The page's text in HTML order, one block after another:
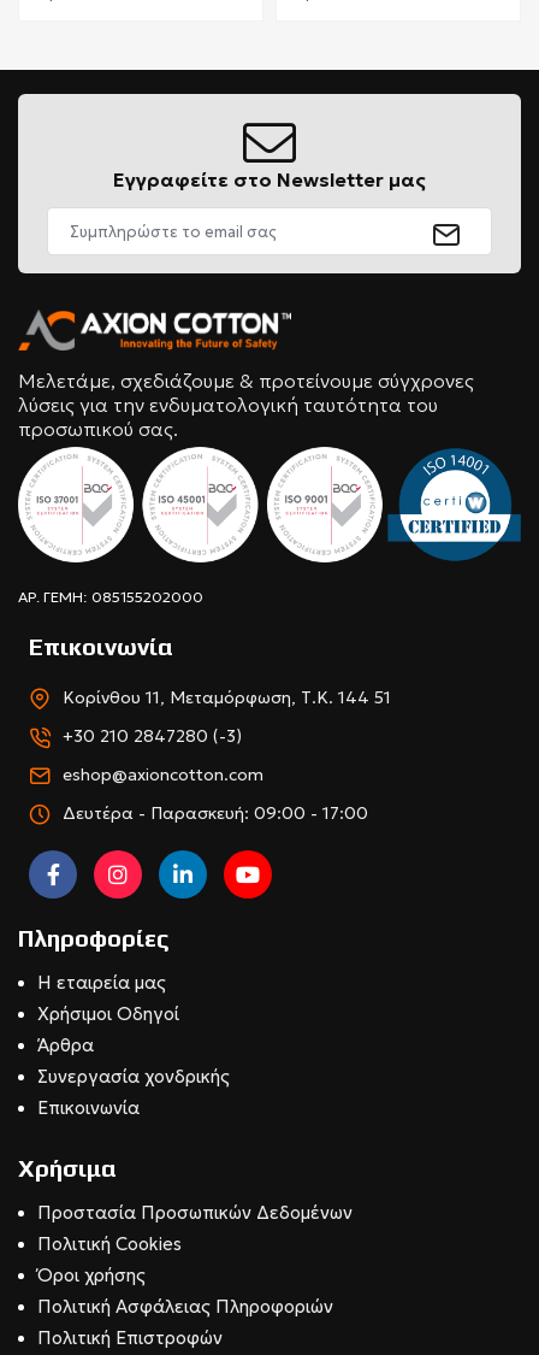
Εγγραφείτε στο Newsletter μας
Μελετάμε, σχεδιάζουμε & προτείνουμε σύγχρονες
λύσεις για την ενδυματολογική ταυτότητα του
προσωπικού σας.
ΑΡ. ΓΕΜΗ: 085155202000
Επικοινωνία
Κορίνθου 11, Μεταμόρφωση, Τ.Κ. 144 51
+30 210 2847280 (-3)
eshop@axioncotton.com
Δευτέρα - Παρασκευή: 09:00 - 17:00
Πληροφορίες
Η εταιρεία μας
Χρήσιμοι Οδηγοί
Άρθρα
Συνεργασία χονδρικής
Επικοινωνία
Χρήσιμα
Προστασία Προσωπικών Δεδομένων
Πολιτική Cookies
Όροι χρήσης
Πολιτική Ασφάλειας Πληροφοριών
Πολιτική Επιστροφών